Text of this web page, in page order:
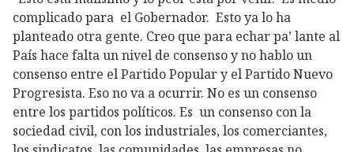
complicado para el Gobernador. Esto ya lo ha
planteado otra gente. Creo que para echar pa’ lante al
País hace falta un nivel de consenso y no hablo un
consenso entre el Partido Popular y el Partido Nuevo
Progresista. Eso no va a ocurrir. No es un consenso
entre los partidos políticos. Es un consenso con la
sociedad civil, con los industriales, los comerciantes,